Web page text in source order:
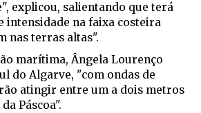
explicou, salientando que terá
intensidade na faixa costeira
nas terras altas".
marítima, Ângela Lourenço
do Algarve, "com ondas de
atingir entre um a dois metros
Páscoa".